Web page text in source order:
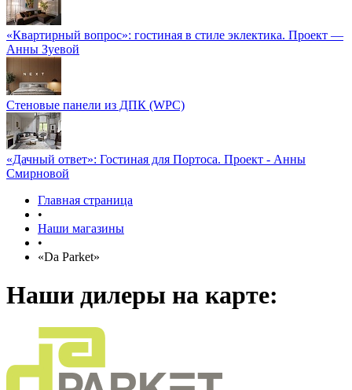
«Квартирный вопрос»: гостиная в стиле эклектика. Проект —
Анны Зуевой
Стеновые панели из ДПК (WPC)
«Дачный ответ»: Гостиная для Портоса. Проект - Анны
Смирновой
Главная страница
•
Наши магазины
•
«Da Parket»
Наши дилеры на карте: